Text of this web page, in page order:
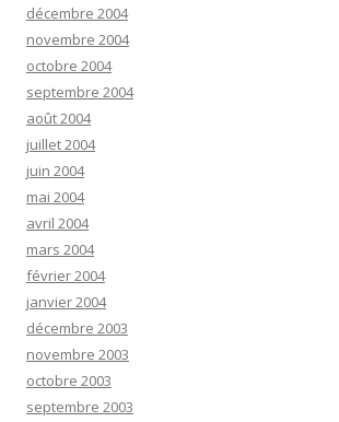
décembre 2004
novembre 2004
octobre 2004
septembre 2004
août 2004
juillet 2004
juin 2004
mai 2004
avril 2004
mars 2004
février 2004
janvier 2004
décembre 2003
novembre 2003
octobre 2003
septembre 2003